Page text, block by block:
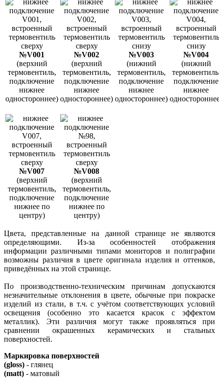
№V001
(верхний
термовентиль,
подключение
нижнее
одностороннее)
№V002
(верхний
термовентиль,
подключение
нижнее
одностороннее)
№V003
(нижний
термовентиль,
подключение
нижнее
одностороннее)
№V004
(нижний
подключение
нижнее
№V007
(верхний
термовентиль,
подключение
нижнее по
центру)
№V008
(верхний
термовентиль,
подключение
нижнее по
центру)
Цвета, представленные на данной странице не являются
определяющими. Из-за особенностей отображения
информации различными типами мониторов и полиграфии
возможны различия в цвете оригинала изделия и оттенков,
приведённых на этой странице.
По производственно-техническим причинам допускаются
незначительные отклонения в цвете, обычные при покраске
изделий из стали, в т.ч. с учётом соответствующих условий
освещения (особенно это касается красок с эффектом
металлик). Эти различия могут также проявляться при
сравнении окрашенных керамических и стальных
поверхностей.
Маркировка поверхностей
(gloss) - глянец
(matt) - матовый